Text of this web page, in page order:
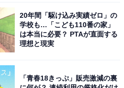
20年間「駆け込み実績ゼロ」の
学校も…「こども110番の家」
は本当に必要？ PTAが直面する
理想と現実
「青春18きっぷ」販売激減の裏